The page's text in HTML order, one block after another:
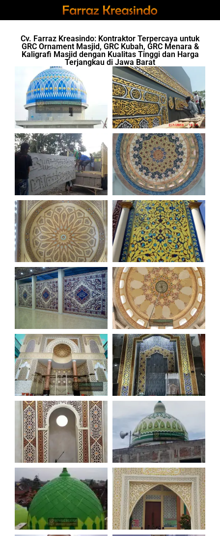
Cv. Farraz Kreasindo: Kontraktor Terpercaya untuk
GRC Ornament Masjid, GRC Kubah, GRC Menara &
Kaligrafi Masjid dengan Kualitas Tinggi dan Harga
Terjangkau di Jawa Barat